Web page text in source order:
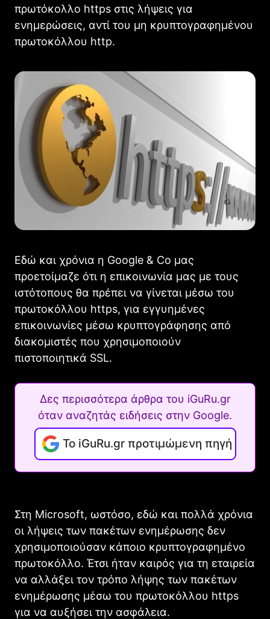
πρωτόκολλο https στις λήψεις για
ενημερώσεις, αντί του μη κρυπτογραφημένου
πρωτοκόλλου http.
Εδώ και χρόνια η Google & Co μας
προετοίμαζε ότι η επικοινωνία μας με τους
ιστότοπους θα πρέπει να γίνεται μέσω του
πρωτοκόλλου https, για εγγυημένες
επικοινωνίες μέσω κρυπτογράφησης από
διακομιστές που χρησιμοποιούν
πιστοποιητικά SSL.
Δες περισσότερα άρθρα του iGuRu.gr
όταν αναζητάς ειδήσεις στην Google.
Το iGuRu.gr προτιμώμενη πηγή
Στη Microsoft, ωστόσο, εδώ και πολλά χρόνια
οι λήψεις των πακέτων ενημέρωσης δεν
χρησιμοποιούσαν κάποιο κρυπτογραφημένο
πρωτοκόλλο. Έτσι ήταν καιρός για τη εταιρεία
να αλλάξει τον τρόπο λήψης των πακέτων
ενημέρωσης μέσω του πρωτοκόλλου https
για να αυξήσει την ασφάλεια.